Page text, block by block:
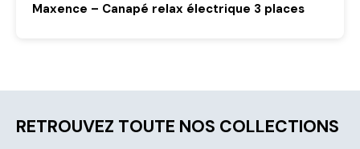
Maxence – Canapé relax électrique 3 places
RETROUVEZ TOUTE NOS COLLECTIONS